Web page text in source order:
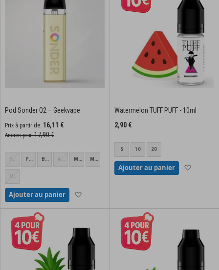
Pod Sonder Q2 – Geekvape
Prix à partir de 16,11 €
Ancien prix 17,90 €
Sakura
Pink
Purple
Burgundy
Red
Apricot
Yellow
Misty
Blue
Mocha
Gold
Midnight
Black
Ajouter au panier
Watermelon TUFF PUFF - 10ml
2,90 €
5 10 20
Ajouter au panier